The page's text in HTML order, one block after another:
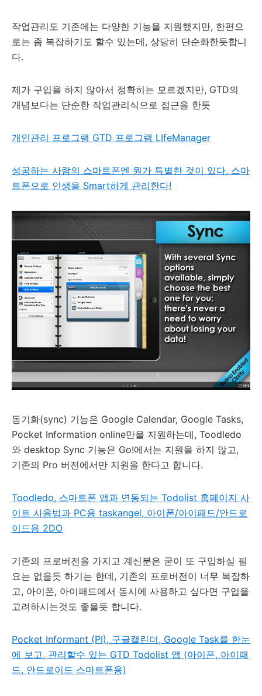
작업관리도 기존에는 다양한 기능을 지원했지만, 한편으
로는 좀 복잡하기도 할수 있는데, 상당히 단순화한듯합니
다.
제가 구입을 하지 않아서 정확히는 모르겠지만, GTD의
개념보다는 단순한 작업관리식으로 접근을 한듯
개인관리 프로그램 GTD 프로그램 LIfeManager
성공하는 사람의 스마트폰엔 뭔가 특별한 것이 있다, 스마
트폰으로 인생을 Smart하게 관리한다!
동기화(sync) 기능은 Google Calendar, Google Tasks,
Pocket Information online만을 지원하는데, Toodledo
와 desktop Sync 기능은 Go!에서는 지원을 하지 않고,
기존의 Pro 버전에서만 지원을 한다고 합니다.
Toodledo, 스마트폰 앱과 연동되는 Todolist 홈페이지 사
이트 사용법과 PC용 taskangel, 아이폰/아이패드/안드로
이드용 2DO
기존의 프로버전을 가지고 계신분은 굳이 또 구입하실 필
요는 없을듯 하기는 한데, 기존의 프로버전이 너무 복잡하
고, 아이폰, 아이패드에서 동시에 사용하고 싶다면 구입을
고려하시는것도 좋을듯 합니다.
Pocket Informant (PI), 구글캘린더, Google Task를 한눈
에 보고, 관리할수 있는 GTD Todolist 앱 (아이폰, 아이패
드, 안드로이드 스마트폰용)